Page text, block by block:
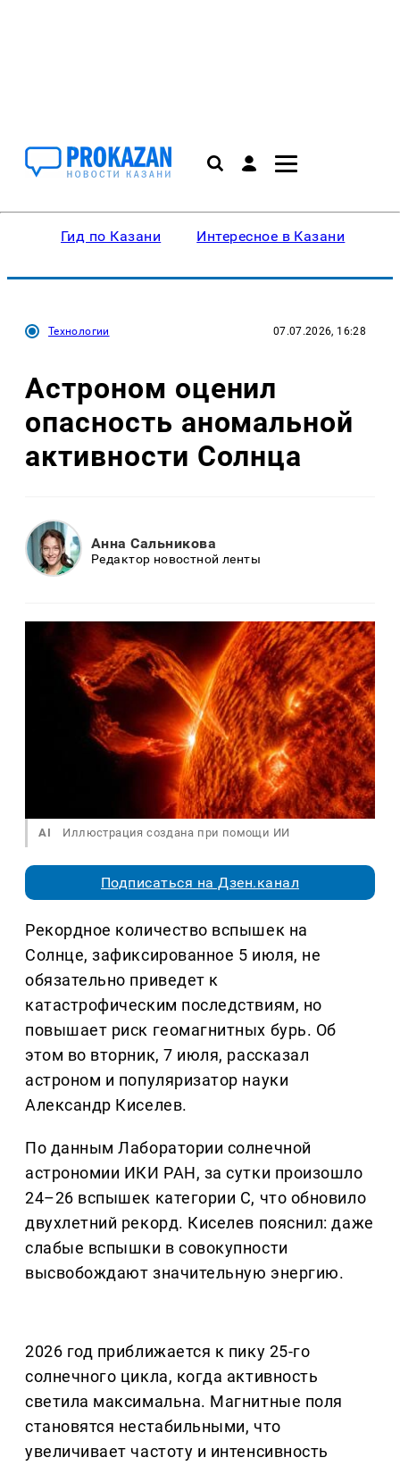
Гид по Казани Интересное в Казани
Технологии 07.07.2026, 16:28
Астроном оценил
опасность аномальной
активности Солнца
Анна Сальникова
Редактор новостной ленты
AI Иллюстрация создана при помощи ИИ
Подписаться на Дзен.канал
Рекордное количество вспышек на
Солнце, зафиксированное 5 июля, не
обязательно приведет к
катастрофическим последствиям, но
повышает риск геомагнитных бурь. Об
этом во вторник, 7 июля, рассказал
астроном и популяризатор науки
Александр Киселев.
По данным Лаборатории солнечной
астрономии ИКИ РАН, за сутки произошло
24–26 вспышек категории C, что обновило
двухлетний рекорд. Киселев пояснил: даже
слабые вспышки в совокупности
высвобождают значительную энергию.
2026 год приближается к пику 25-го
солнечного цикла, когда активность
светила максимальна. Магнитные поля
становятся нестабильными, что
увеличивает частоту и интенсивность